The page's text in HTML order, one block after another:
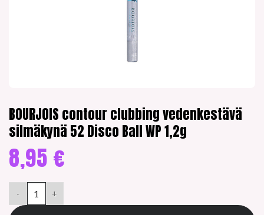
BOURJOIS contour clubbing vedenkestävä
silmäkynä 52 Disco Ball WP 1,2g
8,95 €